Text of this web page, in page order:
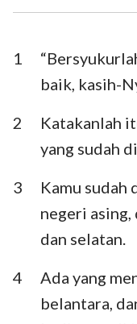
Ezra
Ester
Mazmur
Pengkhotbah
Yesaya
Ratapan
Daniel
Obaja
1
baik, kasih-
2
Katakanlah
yang sudah
3
Kamu
negeri
dan selatan.
4
Ada yang
belantara,